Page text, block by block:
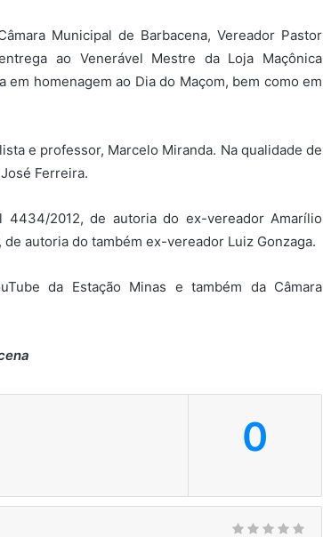
Municipal de Barbacena, Vereador Pastor
ao Venerável Mestre da Loja Maçônica
em homenagem ao Dia do Maçom, bem como em
e professor, Marcelo Miranda. Na qualidade de
Ferreira.
2012, de autoria do ex-vereador Amarílio
autoria do também ex-vereador Luiz Gonzaga.
da Estação Minas e também da Câmara
0